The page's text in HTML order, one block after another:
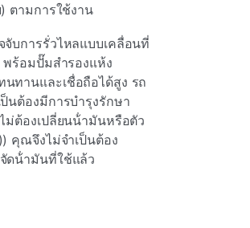
ตามการใช้งาน
จับการรั่วไหลแบบเคลื่อนที่
พร้อมปั๊มสํารองแห้ง
ทานและเชื่อถือได้สูง รถ
ป็นต้องมีการบํารุงรักษา
ม่ต้องเปลี่ยนน้ํามันหรือตัว
คุณจึงไม่จําเป็นต้อง
ดน้ํามันที่ใช้แล้ว